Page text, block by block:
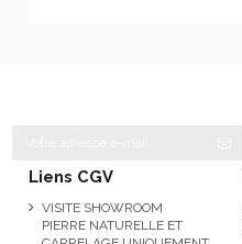
Liens CGV
VISITE SHOWROOM
PIERRE NATURELLE ET